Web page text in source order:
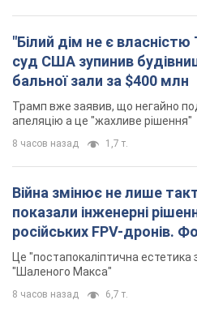
"Білий дім не є
суд США зупинив
бальної зали за $400 млн
Трамп вже заявив, що негайно
апеляцію а це "жахливе рішення"
8 часов назад 1,7 т.
Війна змінює не лише
показали інженерні
російських FPV-дронів.
Це "постапокаліптична естетика
"Шаленого Макса"
8 часов назад 6,7 т.